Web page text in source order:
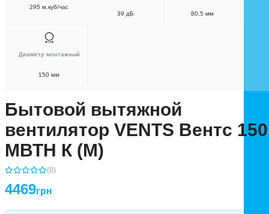
295 м.куб/час
39 дБ 80,5 мм
Диаметр монтажный
150 мм
Бытовой вытяжной
вентилятор VENTS Вентс 150
МВТН К (М)
(0)
4469грн